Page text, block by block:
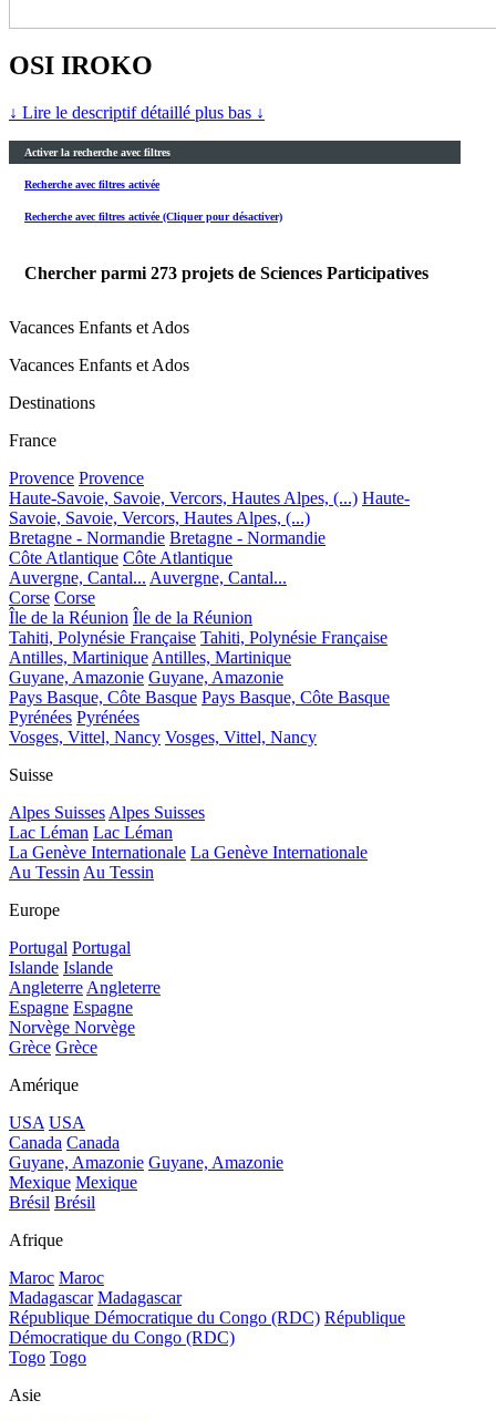
OSI IROKO
↓ Lire le descriptif détaillé plus bas ↓
Activer la recherche avec filtres
Recherche avec filtres activée
Recherche avec filtres activée (Cliquer pour désactiver)
Chercher parmi 273 projets de Sciences Participatives
Vacances Enfants et Ados
Vacances Enfants et Ados
Destinations
France
Provence Provence
Haute-Savoie, Savoie, Vercors, Hautes Alpes, (...) Haute-
Savoie, Savoie, Vercors, Hautes Alpes, (...)
Bretagne - Normandie Bretagne - Normandie
Côte Atlantique Côte Atlantique
Auvergne, Cantal... Auvergne, Cantal...
Corse Corse
Île de la Réunion Île de la Réunion
Tahiti, Polynésie Française Tahiti, Polynésie Française
Antilles, Martinique Antilles, Martinique
Guyane, Amazonie Guyane, Amazonie
Pays Basque, Côte Basque Pays Basque, Côte Basque
Pyrénées Pyrénées
Vosges, Vittel, Nancy Vosges, Vittel, Nancy
Suisse
Alpes Suisses Alpes Suisses
Lac Léman Lac Léman
La Genève Internationale La Genève Internationale
Au Tessin Au Tessin
Europe
Portugal Portugal
Islande Islande
Angleterre Angleterre
Espagne Espagne
Norvège Norvège
Grèce Grèce
Amérique
USA USA
Canada Canada
Guyane, Amazonie Guyane, Amazonie
Mexique Mexique
Brésil Brésil
Afrique
Maroc Maroc
Madagascar Madagascar
République Démocratique du Congo (RDC) République
Démocratique du Congo (RDC)
Togo Togo
Asie